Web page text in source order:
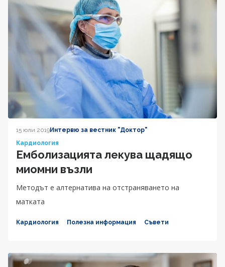
15 юли 2019Интервю за вестник "Доктор"
Кардиология
Емболизацията лекува щадящо
миомни възли
Методът е алтернатива на отстраняването на
матката
Кардиология Полезна информация Съвети